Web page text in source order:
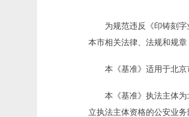
为规范违反《印铸刻
本市相关法律、法规和规章
本《基准》适用于北京
本《基准》执法主体
立执法主体资格的公安业务